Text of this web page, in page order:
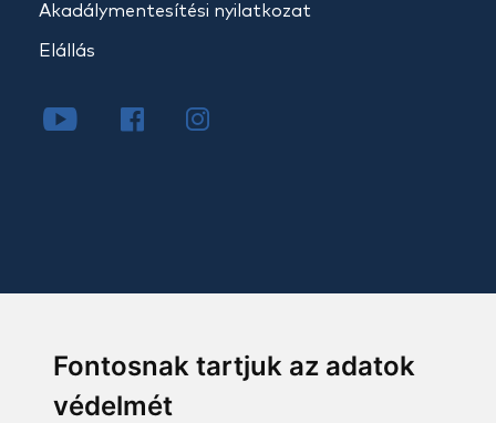
Fontosnak tartjuk az adatok
védelmét
Akadálymentesítési nyilatkozat
Elállás